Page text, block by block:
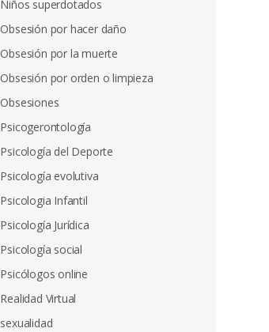
Niños superdotados
Obsesión por hacer daño
Obsesión por la muerte
Obsesión por orden o limpieza
Obsesiones
Psicogerontología
Psicología del Deporte
Psicología evolutiva
Psicologia Infantil
Psicología Jurídica
Psicología social
Psicólogos online
Realidad Virtual
sexualidad